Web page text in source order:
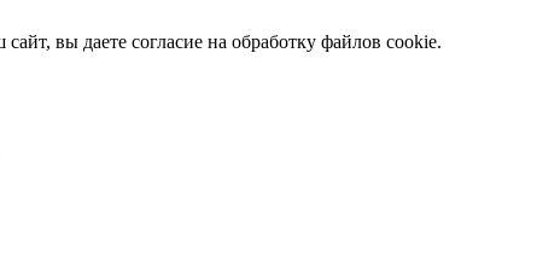
вы даете согласие на обработку файлов cookie.